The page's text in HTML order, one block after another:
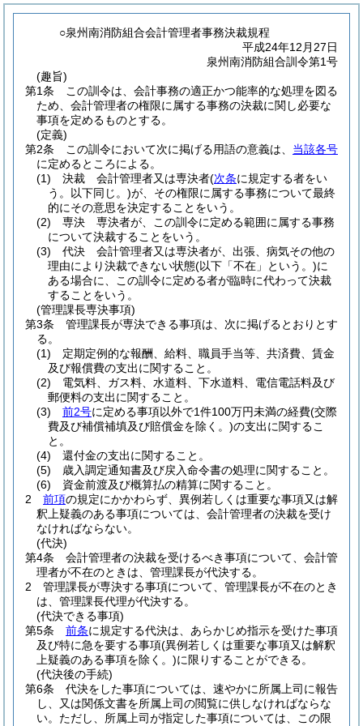
○泉州南消防組合会計管理者事務決裁規程
平成24年12月27日
泉州南消防組合訓令第1号
(趣旨)
第1条
この訓令は、会計事務の適正かつ能率的な処理を図る
ため、会計管理者の権限に属する事務の決裁に関し必要な
事項を定めるものとする。
(定義)
第2条
この訓令において次に掲げる用語の意義は、 当該各号
に定めるところによる。
(1)
決裁 会計管理者又は専決者(次条に規定する者をい
う。以下同じ。)が、その権限に属する事務について最終
的にその意思を決定することをいう。
(2)
専決 専決者が、この訓令に定める範囲に属する事務
について決裁することをいう。
(3)
代決 会計管理者又は専決者が、出張、病気その他の
理由により決裁できない状態(以下「不在」という。)に
ある場合に、この訓令に定める者が臨時に代わって決裁
することをいう。
(管理課長専決事項)
第3条
管理課長が専決できる事項は、次に掲げるとおりとす
る。
(1)
定期定例的な報酬、給料、職員手当等、共済費、賃金
及び報償費の支出に関すること。
(2)
電気料、ガス料、水道料、下水道料、電信電話料及び
郵便料の支出に関すること。
(3)
前2号に定める事項以外で1件100万円未満の経費(交際
費及び補償補填及び賠償金を除く。)の支出に関するこ
と。
(4)
還付金の支出に関すること。
(5)
歳入調定通知書及び戻入命令書の処理に関すること。
(6)
資金前渡及び概算払の精算に関すること。
2
前項の規定にかかわらず、異例若しくは重要な事項又は解
釈上疑義のある事項については、会計管理者の決裁を受け
なければならない。
(代決)
第4条
会計管理者の決裁を受けるべき事項について、会計管
理者が不在のときは、管理課長が代決する。
2
管理課長が専決する事項について、管理課長が不在のとき
は、管理課長代理が代決する。
(代決できる事項)
第5条
前条に規定する代決は、あらかじめ指示を受けた事項
及び特に急を要する事項(異例若しくは重要な事項又は解釈
上疑義のある事項を除く。)に限りすることができる。
(代決後の手続)
第6条
代決をした事項については、速やかに所属上司に報告
し、又は関係文書を所属上司の閲覧に供しなければならな
い。 ただし、所属上司が指定した事項については、この限